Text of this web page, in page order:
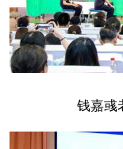
钱嘉彧